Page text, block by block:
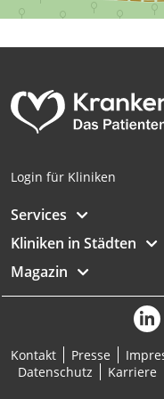
Login für Kliniken
Services
Kliniken in Städten
Magazin
Kontakt Presse
Datenschutz
Karriere
oder Kombinationen
Entwicklung und
Angebote
Verwendung genauer
Informationen
Nicht-IAB-
Performance